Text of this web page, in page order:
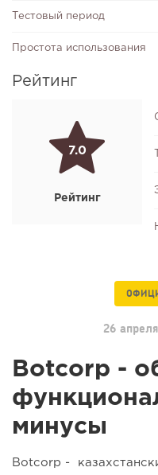
Тестовый период
Простота использования
Рейтинг
7.0
Рейтинг
26
Botcorp -
минусы
Botcorp -